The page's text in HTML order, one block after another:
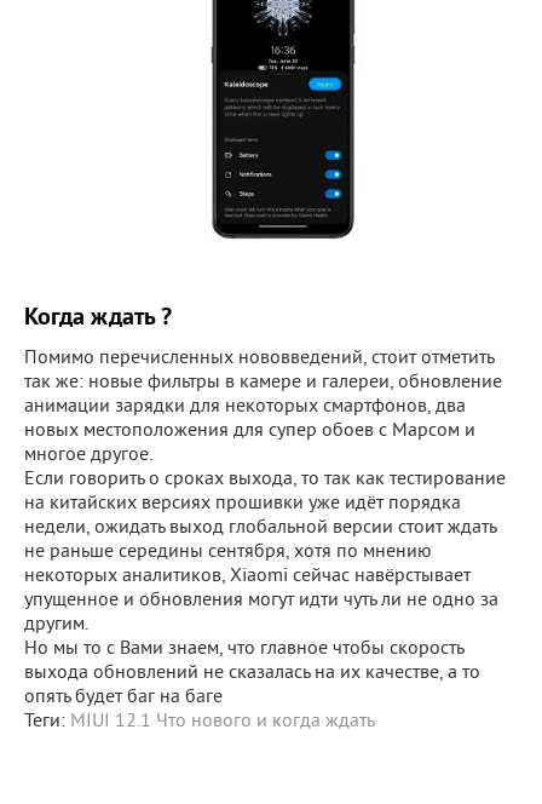
Когда ждать ?
Помимо перечисленных нововведений, стоит отметить
так же: новые фильтры в камере и галереи, обновление
анимации зарядки для некоторых смартфонов, два
новых местоположения для супер обоев с Марсом и
многое другое.
Если говорить о сроках выхода, то так как тестирование
на китайских версиях прошивки уже идёт порядка
недели, ожидать выход глобальной версии стоит ждать
не раньше середины сентября, хотя по мнению
некоторых аналитиков, Xiaomi сейчас навёрстывает
упущенное и обновления могут идти чуть ли не одно за
другим.
Но мы то с Вами знаем, что главное чтобы скорость
выхода обновлений не сказалась на их качестве, а то
опять будет баг на баге
Теги: MIUI 12.1 Что нового и когда ждать